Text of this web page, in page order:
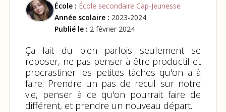
École : École secondaire Cap-Jeunesse
Année scolaire : 2023-2024
Publié le : 2 février 2024
Ça fait du bien parfois seulement se
reposer, ne pas penser à être productif et
procrastiner les petites tâches qu'on a à
faire. Prendre un pas de recul sur notre
vie, penser à ce qu'on pourrait faire de
différent, et prendre un nouveau départ.